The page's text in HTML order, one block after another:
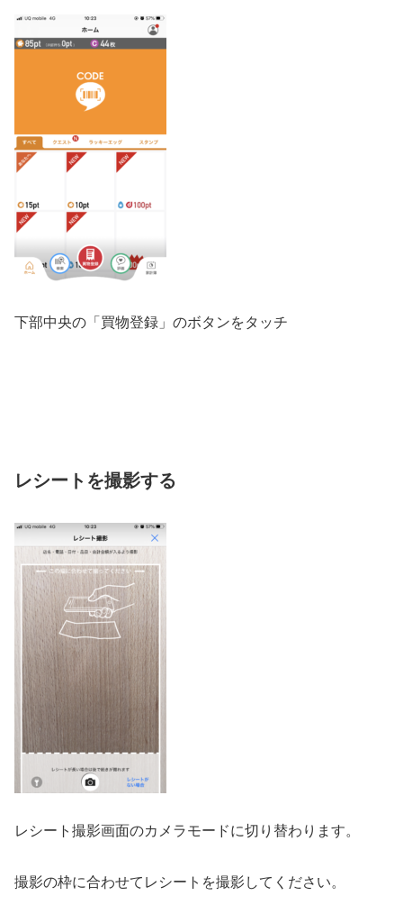
下部中央の「買物登録」のボタンをタッチ
レシートを撮影する
レシート撮影画面のカメラモードに切り替わります。
撮影の枠に合わせてレシートを撮影してください。